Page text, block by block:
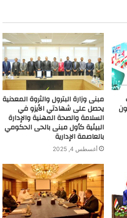
مبنى وزارة البترول والثروة المعدنية
يحصل على شهادتي الأيزو في
السلامة والصحة المهنية والإدارة
البيئية كأول مبنى بالحى الحكومي
بالعاصمة الإدارية
أغسطس 4, 2025